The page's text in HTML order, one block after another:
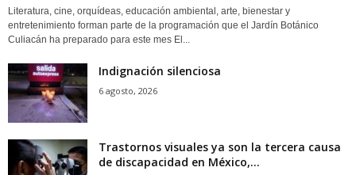
Literatura, cine, orquídeas, educación ambiental, arte, bienestar y
entretenimiento forman parte de la programación que el Jardín Botánico
Culiacán ha preparado para este mes El...
Indignación silenciosa
6 agosto, 2026
Trastornos visuales ya son la tercera causa
de discapacidad en México,...